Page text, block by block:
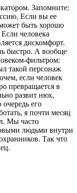
Запомните:
Если вы ее
может быть хорошо
человека
дискомфорт.
быстро. А вообще
фильтром:
такой персонаж
если человек
превращается в
развит нюх,
его
я почти месяц
Мы часто
людьми внутри
Так что